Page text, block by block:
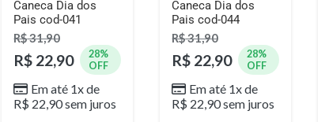
Caneca Dia dos
Pais cod-041
R$31,90
R$ 22,90
28%
OFF
Em até 1x de
R$ 22,90sem juros
Caneca Dia dos
Pais cod-044
R$31,90
R$ 22,90
28%
OFF
Em até 1x de
R$ 22,90sem juros